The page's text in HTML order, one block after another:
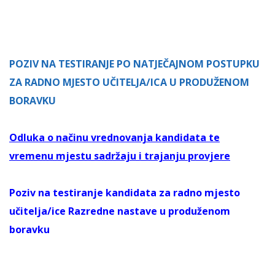
POZIV NA TESTIRANJE PO NATJEČAJNOM POSTUPKU
ZA RADNO MJESTO UČITELJA/ICA U PRODUŽENOM
BORAVKU
Odluka o načinu vrednovanja kandidata te
vremenu mjestu sadržaju i trajanju provjere
Poziv na testiranje kandidata za radno mjesto
učitelja/ice Razredne nastave u produženom
boravku